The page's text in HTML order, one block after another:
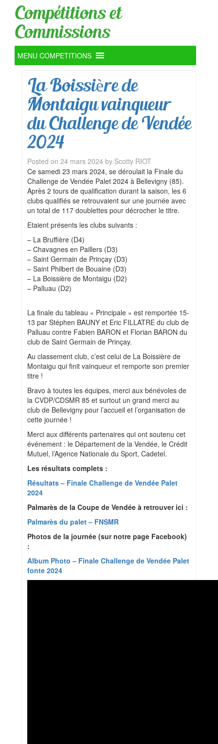
Compétitions et
Commissions
MENU COMPETITIONS
La Boissière de
Montaigu vainqueur
du Challenge de Vendée
2024
Posted on 24 mars 2024 by Scotty RIOT
Ce samedi 23 mars 2024, se déroulait la Finale du
Challenge de Vendée Palet 2024 à Bellevigny (85).
Après 2 tours de qualification durant la saison, les 6
clubs qualifiés se retrouvaient sur une journée avec
un total de 117 doublettes pour décrocher le titre.
Etaient présents les clubs suivants :
– La Bruffière (D4)
– Chavagnes en Paillers (D3)
– Saint Germain de Prinçay (D3)
– Saint Philbert de Bouaine (D3)
– La Boissière de Montaigu (D2)
– Palluau (D2)
La finale du tableau « Principale » est remportée 15-
13 par Stéphen BAUNY et Eric FILLATRE du club de
Palluau contre Fabien BARON et Florian BARON du
club de Saint Germain de Prinçay.
Au classement club, c’est celui de La Boissière de
Montaigu qui finit vainqueur et remporte son premier
titre !
Bravo à toutes les équipes, merci aux bénévoles de
la CVDP/CDSMR 85 et surtout un grand merci au
club de Bellevigny pour l’accueil et l’organisation de
cette journée !
Merci aux différents partenaires qui ont soutenu cet
événement : le Département de la Vendée, le Crédit
Mutuel, l’Agence Nationale du Sport, Cadetel.
Les résultats complets :
Résultats – Finale Challenge de Vendée Palet
2024
Palmarès de la Coupe de Vendée à retrouver ici :
Palmarès du palet – FNSMR
Photos de la journée (sur notre page Facebook)
:
Album Photo – Finale Challenge de Vendée Palet
fonte 2024